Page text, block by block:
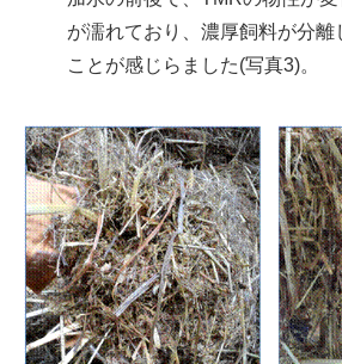
が濡れており、濃厚飼料が分離
ことが感じらました(写真3)。